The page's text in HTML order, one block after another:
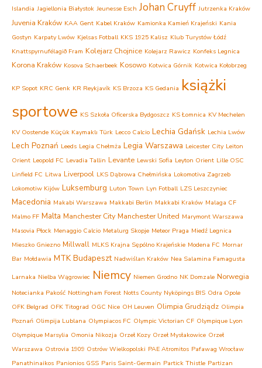
Islandia Jagiellonia Białystok Jeunesse Esch Johan Cruyff Jutrzenka Kraków
Juvenia Kraków KAA Gent Kabel Kraków Kamionka Kamień Krajeński Kania
Gostyn Karpaty Lwów Kjelsas Fotball KKS 1925 Kalisz Klub Turystów Łódź
Knattspyrnufélagið Fram Kolejarz Chojnice Kolejarz Rawicz Konfeks Legnica
Korona Kraków Kosova Schaerbeek Kosowo Kotwica Górnik Kotwica Kołobrzeg
KP Sopot KRC Genk KR Reykjavík KS Brzoza KS Gedania książki
sportowe KS Szkoła Oficerska Bydgoszcz KS Łomnica KV Mechelen
KV Oostende Küçük Kaymaklı Türk Lecco Calcio Lechia Gdańsk Lechia Lwów
Lech Poznań Leeds Legia Chełmża Legia Warszawa Leicester City Leiton
Orient Leopold FC Levadia Tallin Levante Lewski Sofia Leyton Orient Lille OSC
Linfield FC Litwa Liverpool LKS Dąbrowa Chełmińska Lokomotiva Zagrzeb
Lokomotiw Kijów Luksemburg Luton Town Lyn Fotball LZS Leszczyniec
Macedonia Makabi Warszawa Makkabi Berlin Makkabi Kraków Malaga CF
Malmo FF Malta Manchester City Manchester United Marymont Warszawa
Masovia Płock Menaggio Calcio Metalurg Skopje Meteor Praga Miedź Legnica
Mieszko Gniezno Millwall MLKS Krajna Sępólno Krajeńskie Modena FC Mornar
Bar Mołdawia MTK Budapeszt Nadwiślan Kraków Nea Salamina Famagusta
Larnaka Nielba Wągrowiec Niemcy Niemen Grodno NK Domzale Norwegia
Notecianka Pakość Nottingham Forest Notts County Nyköpings BIS Odra Opole
OFK Belgrad OFK Titograd OGC Nice OH Leuven Olimpia Grudziądz Olimpia
Poznań Olimpija Lublana Olympiacos FC Olympic Victorian CF Olympique Lyon
Olympique Marsylia Omonia Nikozja Orzeł Kozy Orzeł Mysłakowice Orzeł
Warszawa Ostrovia 1909 Ostrów Wielkopolski PAE Atromitos Pafawag Wrocław
Panathinaikos Panionios GSS Paris Saint-Germain Partick Thistle Partizan